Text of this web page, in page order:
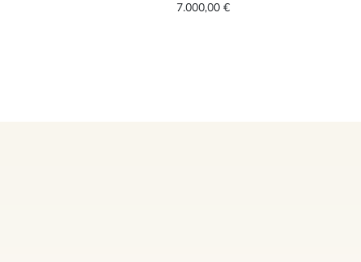
7.000,00 €